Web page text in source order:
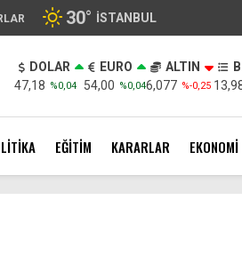
30° İSTANBUL
DOLAR
47,18 %0,04
EURO
54,00 %0,04
ALTIN
6,077 %-0,25
EĞİTİM KARARLAR EKONOMİ